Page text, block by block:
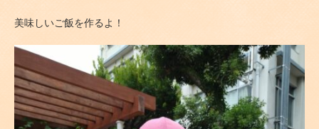
美味しいご飯を作るよ！